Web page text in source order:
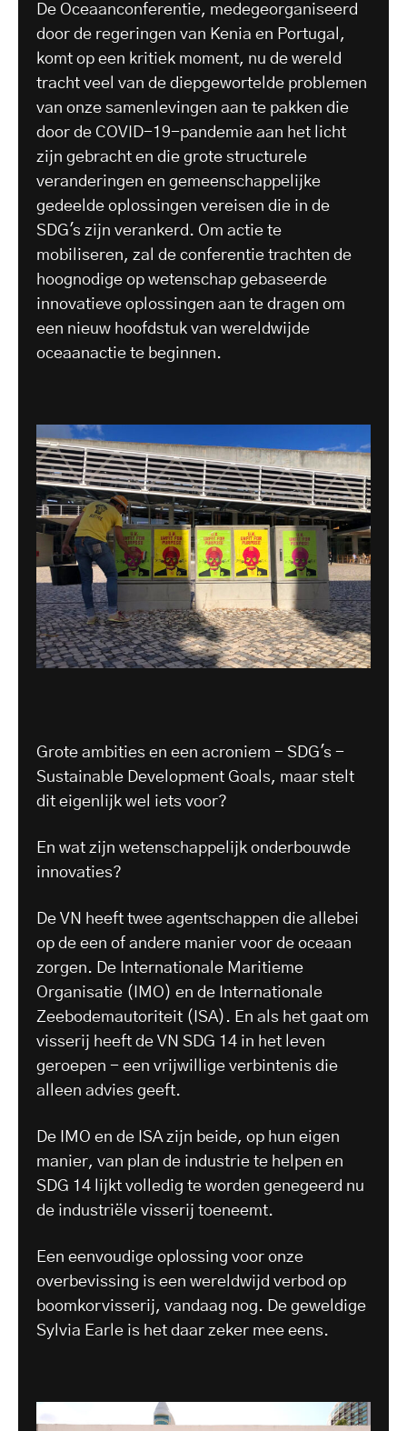
De Oceaanconferentie, medegeorganiseerd
door de regeringen van Kenia en Portugal,
komt op een kritiek moment, nu de wereld
tracht veel van de diepgewortelde problemen
van onze samenlevingen aan te pakken die
door de COVID-19-pandemie aan het licht
zijn gebracht en die grote structurele
veranderingen en gemeenschappelijke
gedeelde oplossingen vereisen die in de
SDG's zijn verankerd. Om actie te
mobiliseren, zal de conferentie trachten de
hoognodige op wetenschap gebaseerde
innovatieve oplossingen aan te dragen om
een nieuw hoofdstuk van wereldwijde
oceaanactie te beginnen.
Grote ambities en een acroniem - SDG's -
Sustainable Development Goals, maar stelt
dit eigenlijk wel iets voor?
En wat zijn wetenschappelijk onderbouwde
innovaties?
De VN heeft twee agentschappen die allebei
op de een of andere manier voor de oceaan
zorgen. De Internationale Maritieme
Organisatie (IMO) en de Internationale
Zeebodemautoriteit (ISA). En als het gaat om
visserij heeft de VN SDG 14 in het leven
geroepen - een vrijwillige verbintenis die
alleen advies geeft.
De IMO en de ISA zijn beide, op hun eigen
manier, van plan de industrie te helpen en
SDG 14 lijkt volledig te worden genegeerd nu
de industriële visserij toeneemt.
Een eenvoudige oplossing voor onze
overbevissing is een wereldwijd verbod op
boomkorvisserij, vandaag nog. De geweldige
Sylvia Earle is het daar zeker mee eens.